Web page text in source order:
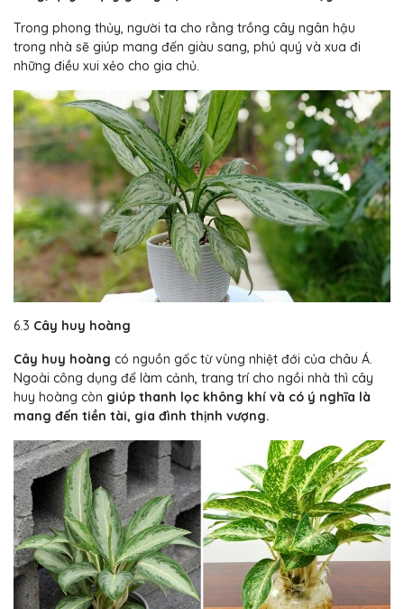
Trong phong thủy, người ta cho rằng trồng cây ngân hậu
trong nhà sẽ giúp mang đến giàu sang, phú quý và xua đi
những điều xui xẻo cho gia chủ.
6.3 Cây huy hoàng
Cây huy hoàng có nguồn gốc từ vùng nhiệt đới của châu Á.
Ngoài công dụng để làm cảnh, trang trí cho ngồi nhà thì cây
huy hoàng còn giúp thanh lọc không khí và có ý nghĩa là
mang đến tiền tài, gia đình thịnh vượng.